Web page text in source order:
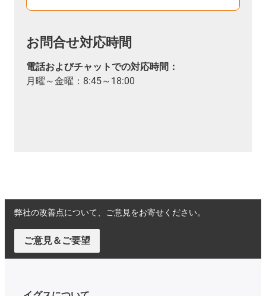
お問合せ対応時間
電話およびチャットでの対応時間：
月曜～金曜：8:45～18:00
弊社の改善点について、ご意見をお寄せください。
ご意見＆ご要望